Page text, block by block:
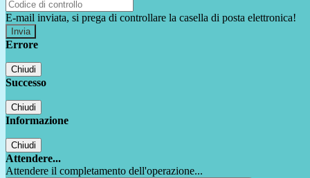
E-mail inviata, si prega di controllare la casella di posta elettronica!
Errore
Chiudi
Successo
Chiudi
Informazione
Chiudi
Attendere...
Attendere il completamento dell'operazione...